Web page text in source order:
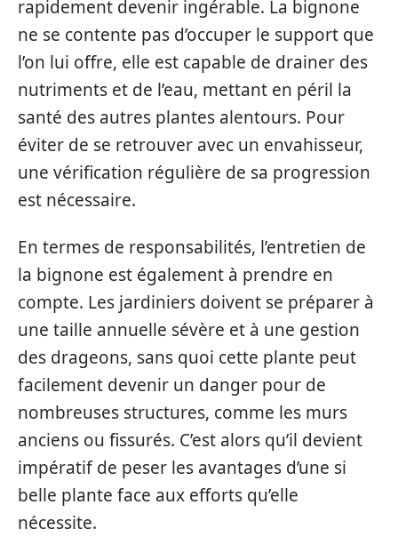
rapidement devenir ingérable. La bignone
ne se contente pas d’occuper le support que
l’on lui offre, elle est capable de drainer des
nutriments et de l’eau, mettant en péril la
santé des autres plantes alentours. Pour
éviter de se retrouver avec un envahisseur,
une vérification régulière de sa progression
est nécessaire.
En termes de responsabilités, l’entretien de
la bignone est également à prendre en
compte. Les jardiniers doivent se préparer à
une taille annuelle sévère et à une gestion
des drageons, sans quoi cette plante peut
facilement devenir un danger pour de
nombreuses structures, comme les murs
anciens ou fissurés. C’est alors qu’il devient
impératif de peser les avantages d’une si
belle plante face aux efforts qu’elle
nécessite.